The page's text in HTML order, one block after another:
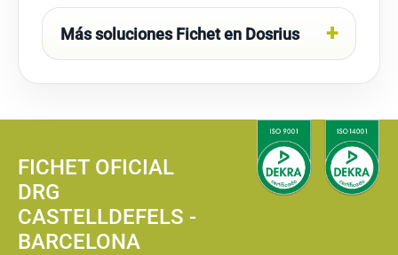
Más soluciones Fichet en Dosrius
FICHET OFICIAL
DRG
CASTELLDEFELS -
BARCELONA